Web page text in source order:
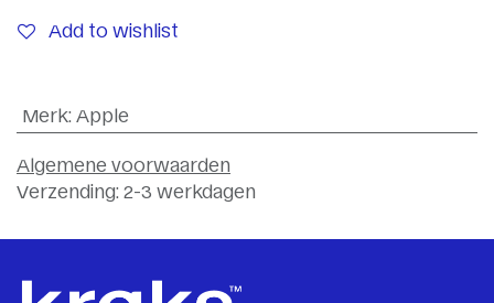
Add to wishlist
Merk: Apple
Algemene voorwaarden
Verzending: 2-3 werkdagen